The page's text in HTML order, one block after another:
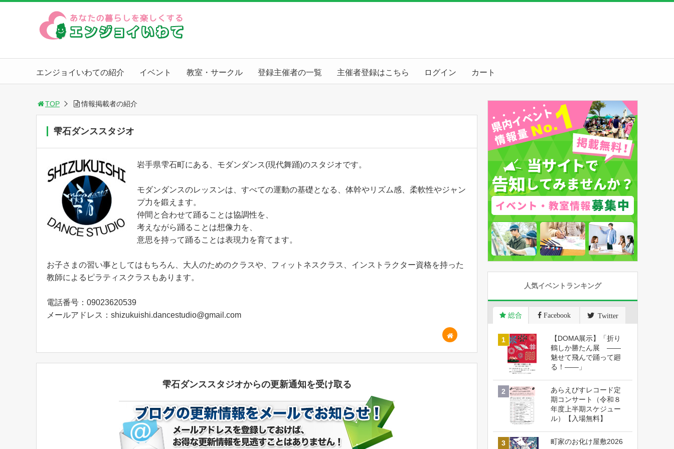
エンジョイいわての紹介 イベント 教室・サークル 登録主催者の一覧 主催者登録はこちら ログイン カート
TOP 情報掲載者の紹介
雫石ダンススタジオ
岩手県雫石町にある、モダンダンス(現代舞踊)のスタジオです。
モダンダンスのレッスンは、すべての運動の基礎となる、体幹やリズム感、柔軟性やジャン
プ力を鍛えます。
仲間と合わせて踊ることは協調性を、
考えながら踊ることは想像力を、
意思を持って踊ることは表現力を育てます。
お子さまの習い事としてはもちろん、大人のためのクラスや、フィットネスクラス、インストラクター資格を持った
教師によるピラティスクラスもあります。
電話番号：09023620539
メールアドレス：shizukuishi.dancestudio@gmail.com
雫石ダンススタジオからの更新通知を受け取る
人気イベントランキング
総合 Facebook Twitter
【DOMA展示】「折り
鶴しか勝たん展 ――
魅せて飛んで踊って廻
る！――」
あらえびすレコード定
期コンサート（令和８
年度上半期スケジュー
ル）【入場無料】
町家のお化け屋敷2026